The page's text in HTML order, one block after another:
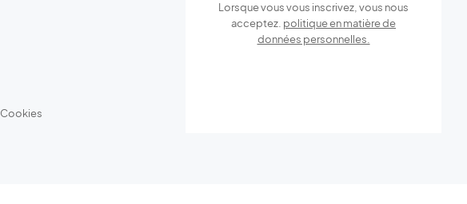
Cookies
Lorsque vous vous inscrivez, vous nous
acceptez. politique en matière de
données personnelles.